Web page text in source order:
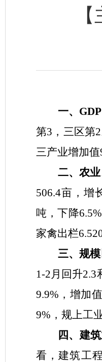
一、 GDP
第3 ，三区第2
三产业增加值
二、农业
506.4亩，增
吨，下降6.5%
家禽出栏
三、规模
1-2月回升2.3
9.9% ，增加
9% ，规上工
四、建
看，建筑工